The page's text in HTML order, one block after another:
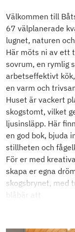
Välkommen till
67 välplanerade
lugnet, naturen
Här möts ni av ett
sovrum, en rymlig
arbetseffektivt
en varm och
Huset är vackert
skogstomt, vilket
ljusinsläpp. Här
en god bok, bjuda
stillheten och
För er med
skapa er egna
skogsbrynet, med
blåbär att